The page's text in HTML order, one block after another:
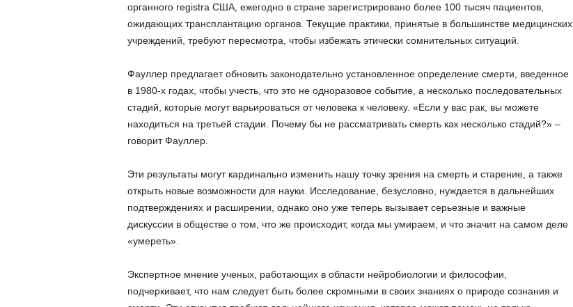
органного registra США, ежегодно в стране зарегистрировано более 100 тысяч пациентов,
ожидающих трансплантацию органов. Текущие практики, принятые в большинстве медицинских
учреждений, требуют пересмотра, чтобы избежать этически сомнительных ситуаций.
Фауллер предлагает обновить законодательно установленное определение смерти, введенное
в 1980-х годах, чтобы учесть, что это не одноразовое событие, а несколько последовательных
стадий, которые могут варьироваться от человека к человеку. «Если у вас рак, вы можете
находиться на третьей стадии. Почему бы не рассматривать смерть как несколько стадий?» –
говорит Фауллер.
Эти результаты могут кардинально изменить нашу точку зрения на смерть и старение, а также
открыть новые возможности для науки. Исследование, безусловно, нуждается в дальнейших
подтверждениях и расширении, однако оно уже теперь вызывает серьезные и важные
дискуссии в обществе о том, что же происходит, когда мы умираем, и что значит на самом деле
«умереть».
Экспертное мнение ученых, работающих в области нейробиологии и философии,
подчеркивает, что нам следует быть более скромными в своих знаниях о природе сознания и